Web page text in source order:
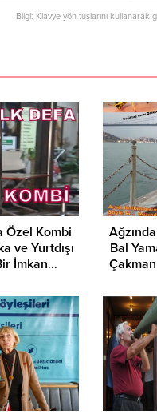
Bilgi: Klavye yön tuşlarını kullanarak
Özel Kombi
ve Yurtdışı
İmkan…
Bal